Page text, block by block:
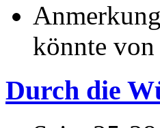
könnte von
Durch die